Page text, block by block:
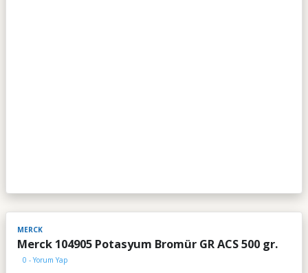
MERCK
Merck 104905 Potasyum Bromür GR ACS 500 gr.
0 - Yorum Yap